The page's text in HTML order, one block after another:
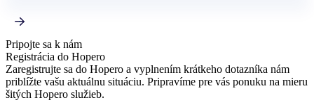
Pripojte sa k nám
Registrácia do Hopero
Zaregistrujte sa do Hopero a vyplnením krátkeho dotazníka nám
priblížte vašu aktuálnu situáciu. Pripravíme pre vás ponuku na mieru
šitých Hopero služieb.